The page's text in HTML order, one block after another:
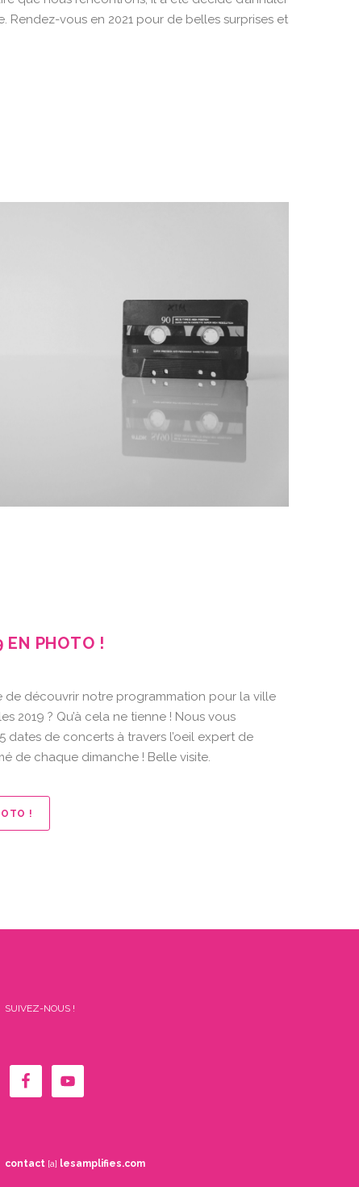
Rendez-vous en 2021 pour de belles surprises et
EN PHOTO !
de découvrir notre programmation pour la ville
2019 ? Qu’à cela ne tienne ! Nous vous
dates de concerts à travers l’oeil expert de
de chaque dimanche ! Belle visite.
!
SUIVEZ-NOUS !
contact [a] lesamplifies.com